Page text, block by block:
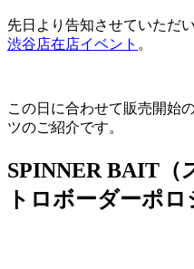
先日より告知させていただい
渋谷店在店イベント 。
この日に合わせて販売開始
ツのご紹介です。
SPINNER BAIT（
トロボーダーポ